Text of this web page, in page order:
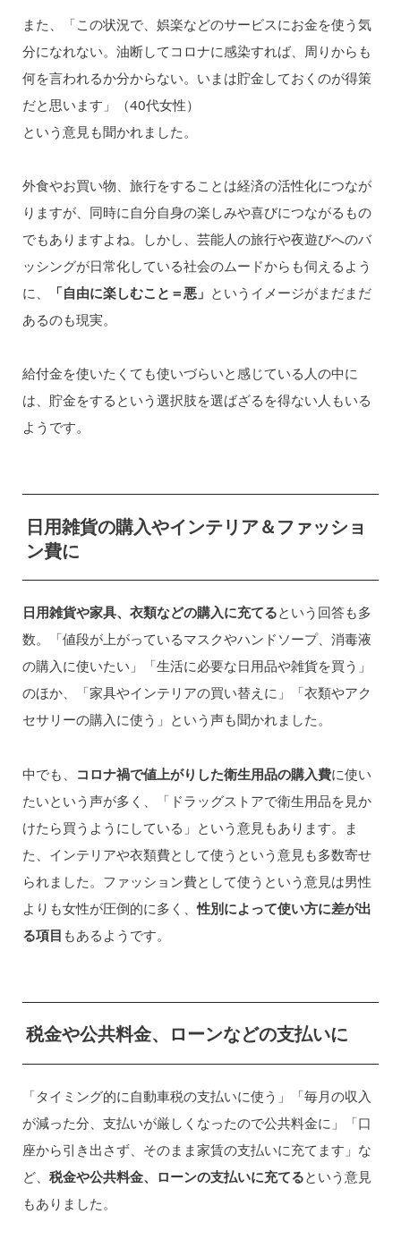
また、「この状況で、娯楽などのサービスにお金を使う気
分になれない。油断してコロナに感染すれば、周りからも
何を言われるか分からない。いまは貯金しておくのが得策
だと思います」（40代女性）
という意見も聞かれました。
外食やお買い物、旅行をすることは経済の活性化につなが
りますが、同時に自分自身の楽しみや喜びにつながるもの
でもありますよね。しかし、芸能人の旅行や夜遊びへのバ
ッシングが日常化している社会のムードからも伺えるよう
に、
「自由に楽しむこと＝悪」 というイメージがまだまだ
あるのも現実。
給付金を使いたくても使いづらいと感じている人の中に
は、貯金をするという選択肢を選ばざるを得ない人もいる
ようです。
日用雑貨の購入やインテリア＆ファッショ
ン費に
日用雑貨や家具、衣類などの購入に充てるという回答も多
数。「値段が上がっているマスクやハンドソープ、消毒液
の購入に使いたい」「生活に必要な日用品や雑貨を買う」
のほか、「家具やインテリアの買い替えに」「衣類やアク
セサリーの購入に使う」という声も聞かれました。
中でも、 コロナ禍で値上がりした衛生用品の購入費に使い
たいという声が多く、「ドラッグストアで衛生用品を見か
けたら買うようにしている」という意見もあります。ま
た、インテリアや衣類費として使うという意見も多数寄せ
られました。ファッション費として使うという意見は男性
よりも女性が圧倒的に多く、性別によって使い方に差が出
る項目 もあるようです。
税金や公共料金、ローンなどの支払いに
「タイミング的に自動車税の支払いに使う」「毎月の収入
が減った分、支払いが厳しくなったので公共料金に」「口
座から引き出さず、そのまま家賃の支払いに充てます」な
ど、 税金や公共料金、ローンの支払いに充てるという意見
もありました。